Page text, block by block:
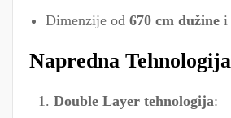
Dimenzije od 670 cm dužine i
Napredna
Double Layer tehnologija: